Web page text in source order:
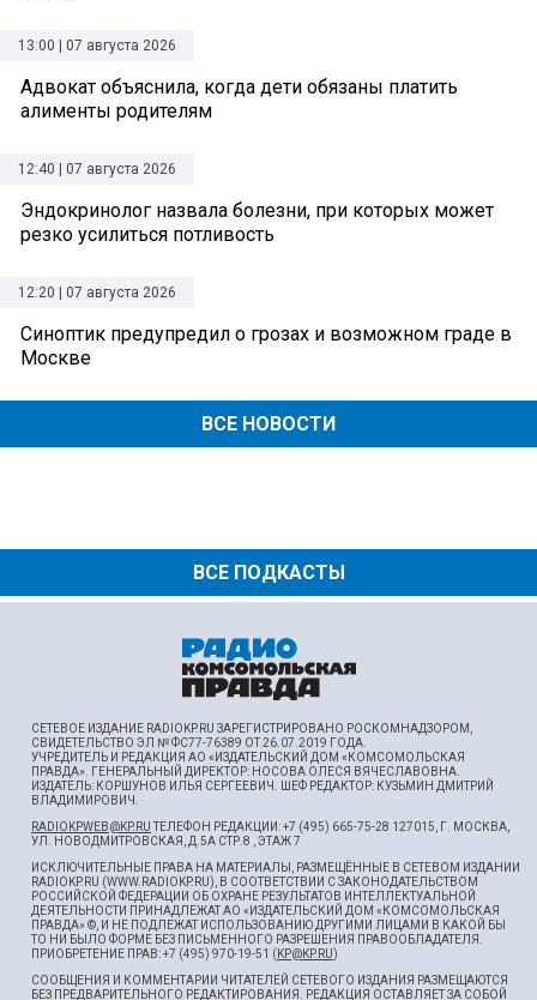
ВСЕ ПОДКАСТЫ
13:00 | 07 августа 2026
Адвокат объяснила, когда дети обязаны платить
алименты родителям
12:40 | 07 августа 2026
Эндокринолог назвала болезни, при которых может
резко усилиться потливость
12:20 | 07 августа 2026
Синоптик предупредил о грозах и возможном граде в
Москве
ВСЕ НОВОСТИ
СЕТЕВОЕ ИЗДАНИЕ RADIOKP.RU ЗАРЕГИСТРИРОВАНО РОСКОМНАДЗОРОМ,
СВИДЕТЕЛЬСТВО ЭЛ № ФС77-76389 ОТ 26.07.2019 ГОДА.
УЧРЕДИТЕЛЬ И РЕДАКЦИЯ АО «ИЗДАТЕЛЬСКИЙ ДОМ «КОМСОМОЛЬСКАЯ
ПРАВДА». ГЕНЕРАЛЬНЫЙ ДИРЕКТОР: НОСОВА ОЛЕСЯ ВЯЧЕСЛАВОВНА.
ИЗДАТЕЛЬ: КОРШУНОВ ИЛЬЯ СЕРГЕЕВИЧ. ШEФ РЕДАКТОР: КУЗЬМИН ДМИТРИЙ
ВЛАДИМИРОВИЧ.
RADIOKPWEB@KP.RUТЕЛЕФОН РЕДАКЦИИ: +7 (495) 665-75-28 127015, Г. МОСКВА,
УЛ. НОВОДМИТРОВСКАЯ, Д.5А СТР.8 , ЭТАЖ 7
ИСКЛЮЧИТЕЛЬНЫЕ ПРАВА НА МАТЕРИАЛЫ, РАЗМЕЩЁННЫЕ В СЕТЕВОМ ИЗДАНИИ
RADIOKP.RU (WWW.RADIOKP.RU), В СООТВЕТСТВИИ С ЗАКОНОДАТЕЛЬСТВОМ
РОССИЙСКОЙ ФЕДЕРАЦИИ ОБ ОХРАНЕ РЕЗУЛЬТАТОВ ИНТЕЛЛЕКТУАЛЬНОЙ
ДЕЯТЕЛЬНОСТИ ПРИНАДЛЕЖАТ АО «ИЗДАТЕЛЬСКИЙ ДОМ «КОМСОМОЛЬСКАЯ
ПРАВДА» ©, И НЕ ПОДЛЕЖАТ ИСПОЛЬЗОВАНИЮ ДРУГИМИ ЛИЦАМИ В КАКОЙ БЫ
ТО НИ БЫЛО ФОРМЕ БЕЗ ПИСЬМЕННОГО РАЗРЕШЕНИЯ ПРАВООБЛАДАТЕЛЯ.
ПРИОБРЕТЕНИЕ ПРАВ: +7 (495) 970-19-51 ( KP@KP.RU)
СООБЩЕНИЯ И КОММЕНТАРИИ ЧИТАТЕЛЕЙ СЕТЕВОГО ИЗДАНИЯ РАЗМЕЩАЮТСЯ
БЕЗ ПРЕДВАРИТЕЛЬНОГО РЕДАКТИРОВАНИЯ. РЕДАКЦИЯ ОСТАВЛЯЕТ ЗА СОБОЙ